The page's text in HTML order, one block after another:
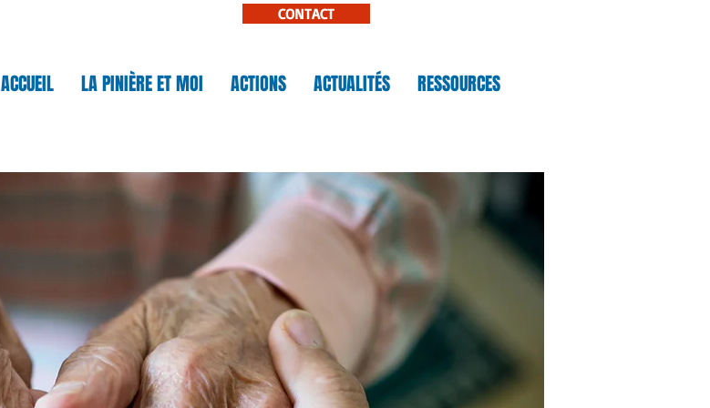
CONTACT
ACCUEIL LA PINIÈRE ET MOI ACTIONS ACTUALITÉS RESSOURCES